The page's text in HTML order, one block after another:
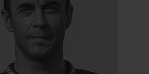
nous
BMC pour accéder au meilleur